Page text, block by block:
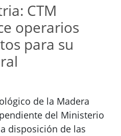
CTM
operarios
para su
de la Madera
del Ministerio
disposición de las